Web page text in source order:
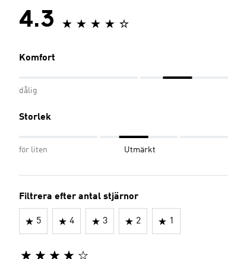
4.3
Komfort
dålig
Storlek
för liten Utmärkt
Filtrera efter antal stjärnor
5 4 3 2 1